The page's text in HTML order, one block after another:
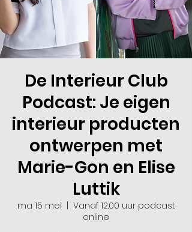
De Interieur Club
Podcast: Je eigen
interieur producten
ontwerpen met
Marie-Gon en Elise
Luttik
ma 15 mei
Vanaf 12.00 uur podcast
online